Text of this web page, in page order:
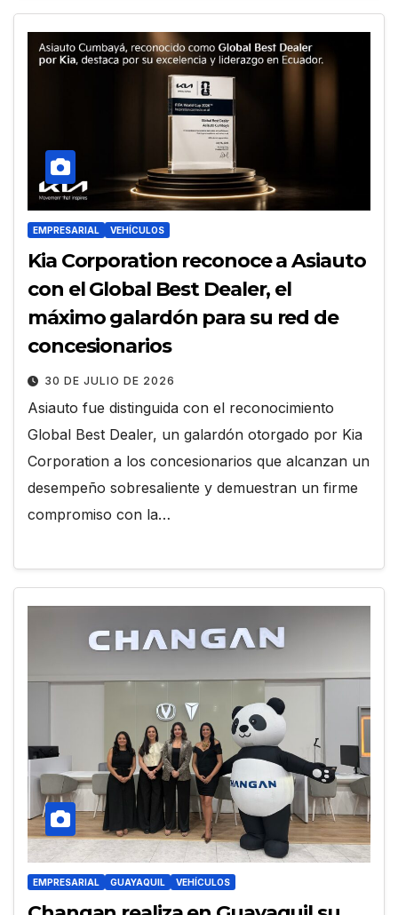
EMPRESARIAL VEHÍCULOS
Kia Corporation reconoce a Asiauto
con el Global Best Dealer, el
máximo galardón para su red de
concesionarios
30 DE JULIO DE 2026
Asiauto fue distinguida con el reconocimiento
Global Best Dealer, un galardón otorgado por Kia
Corporation a los concesionarios que alcanzan un
desempeño sobresaliente y demuestran un firme
compromiso con la…
EMPRESARIAL GUAYAQUIL VEHÍCULOS